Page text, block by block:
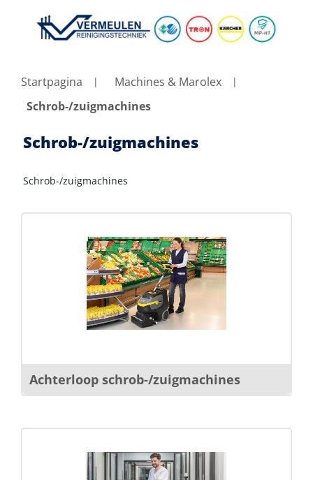
Startpagina
Machines & Marolex
Schrob-/zuigmachines
Schrob-/zuigmachines
Schrob-/zuigmachines
Achterloop schrob-/zuigmachines